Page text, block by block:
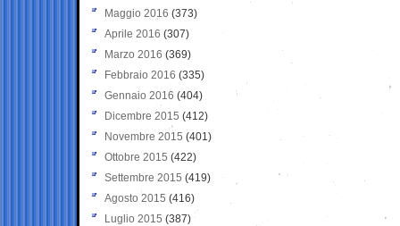
Maggio 2016 (373)
Aprile 2016 (307)
Marzo 2016 (369)
Febbraio 2016 (335)
Gennaio 2016 (404)
Dicembre 2015 (412)
Novembre 2015 (401)
Ottobre 2015 (422)
Settembre 2015 (419)
Agosto 2015 (416)
Luglio 2015 (387)